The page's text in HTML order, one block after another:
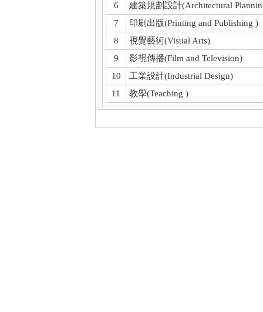
6
建築規劃設計(Architectural
7
印刷出版(Printing and Publishing )
8
視覺藝術(Visual Arts)
9
影視傳播(Film and Television)
10
工業設計(Industrial Design)
11
教學(Teaching )